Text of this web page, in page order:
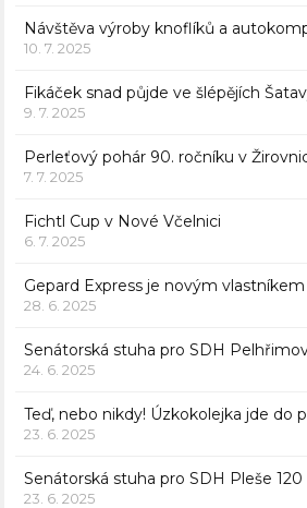
Návštěva výroby knoflíků a
10. 7. 2025
Fikáček snad půjde ve šlépějích
9. 7. 2025
Perleťový pohár 90. ročníku v
7. 7. 2025
Fichtl Cup v Nové Včelnici
6. 7. 2025
Gepard Express je novým
28. 6. 2025
Senátorská stuha pro SDH
24. 6. 2025
Teď, nebo nikdy! Úzkokolejka jde do
23. 6. 2025
Senátorská stuha pro SDH Pleše
23. 6. 2025